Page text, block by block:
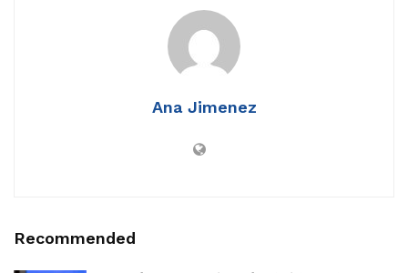
Ana Jimenez
Recommended